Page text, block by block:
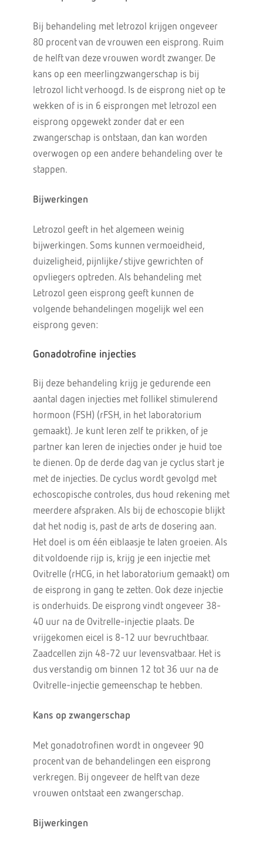
Bij behandeling met letrozol krijgen ongeveer
80 procent van de vrouwen een eisprong. Ruim
de helft van deze vrouwen wordt zwanger. De
kans op een meerlingzwangerschap is bij
letrozol licht verhoogd. Is de eisprong niet op te
wekken of is in 6 eisprongen met letrozol een
eisprong opgewekt zonder dat er een
zwangerschap is ontstaan, dan kan worden
overwogen op een andere behandeling over te
stappen.
Bijwerkingen
Letrozol geeft in het algemeen weinig
bijwerkingen. Soms kunnen vermoeidheid,
duizeligheid, pijnlijke/stijve gewrichten of
opvliegers optreden. Als behandeling met
Letrozol geen eisprong geeft kunnen de
volgende behandelingen mogelijk wel een
eisprong geven:
Gonadotrofine injecties
Bij deze behandeling krijg je gedurende een
aantal dagen injecties met follikel stimulerend
hormoon (FSH) (rFSH, in het laboratorium
gemaakt). Je kunt leren zelf te prikken, of je
partner kan leren de injecties onder je huid toe
te dienen. Op de derde dag van je cyclus start je
met de injecties. De cyclus wordt gevolgd met
echoscopische controles, dus houd rekening met
meerdere afspraken. Als bij de echoscopie blijkt
dat het nodig is, past de arts de dosering aan.
Het doel is om één eiblaasje te laten groeien. Als
dit voldoende rijp is, krijg je een injectie met
Ovitrelle (rHCG, in het laboratorium gemaakt) om
de eisprong in gang te zetten. Ook deze injectie
is onderhuids. De eisprong vindt ongeveer 38-
40 uur na de Ovitrelle-injectie plaats. De
vrijgekomen eicel is 8-12 uur bevruchtbaar.
Zaadcellen zijn 48-72 uur levensvatbaar. Het is
dus verstandig om binnen 12 tot 36 uur na de
Ovitrelle-injectie gemeenschap te hebben.
Kans op zwangerschap
Met gonadotrofinen wordt in ongeveer 90
procent van de behandelingen een eisprong
verkregen. Bij ongeveer de helft van deze
vrouwen ontstaat een zwangerschap.
Bijwerkingen